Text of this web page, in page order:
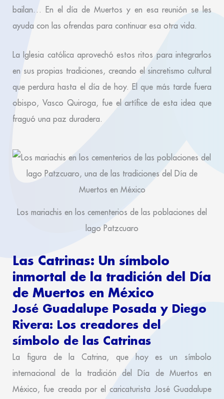
bailan… En el día de Muertos y en esa reunión se les
ayuda con las ofrendas para continuar esa otra vida.
La Iglesia católica aprovechó estos ritos para integrarlos
en sus propias tradiciones, creando el sincretismo cultural
que perdura hasta el día de hoy. El que más tarde fuera
obispo, Vasco Quiroga, fue el artífice de esta idea que
fraguó una paz duradera.
Los mariachis en los cementerios de las poblaciones del
lago Patzcuaro
Las Catrinas: Un símbolo
inmortal de la tradición del Día
de Muertos en México
José Guadalupe Posada y Diego
Rivera: Los creadores del
símbolo de las Catrinas
La figura de la Catrina, que hoy es un símbolo
internacional de la tradición del Día de Muertos en
México, fue creada por el caricaturista José Guadalupe